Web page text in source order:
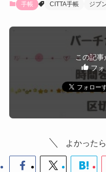
手帳 CITTA手帳 ジブ
この記
フォ
よかった